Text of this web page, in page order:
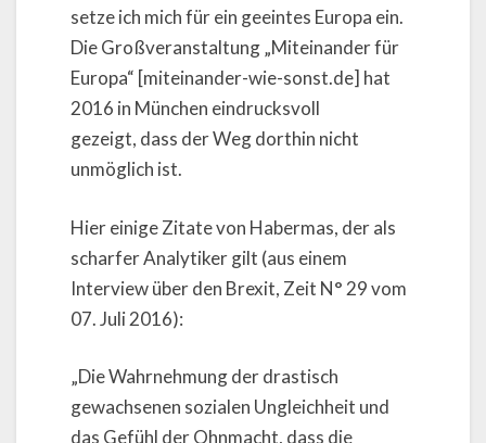
setze ich mich für ein geeintes Europa ein.
Die Großveranstaltung „Miteinander für
Europa“ [miteinander-wie-sonst.de] hat
2016 in München eindrucksvoll
gezeigt, dass der Weg dorthin nicht
unmöglich ist.
Hier einige Zitate von Habermas, der als
scharfer Analytiker gilt (aus einem
Interview über den Brexit, Zeit N° 29 vom
07. Juli 2016):
„Die Wahrnehmung der drastisch
gewachsenen sozialen Ungleichheit und
das Gefühl der Ohnmacht, dass die